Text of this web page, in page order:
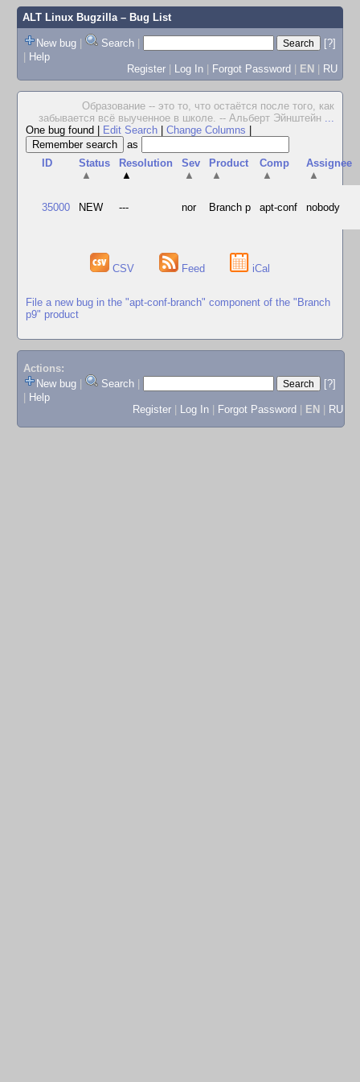
ALT Linux Bugzilla– Bug List
New bug | Search |
[?]
| Help
Register | Log In | Forgot Password | EN | RU
Образование -- это то, что остаётся после того, как
забывается всё выученное в школе. -- Альберт Эйнштейн ...
One bug found
Edit Search Change Columns
as
ID
Status
▲
Resolution
▲
Sev
▲
Product
▲
Comp
▲
Assignee
▲
35000 NEW --- nor Branch p apt-conf nobody
CSV Feed iCal
File a new bug in the "apt-conf-branch" component of the "Branch
p9" product
Actions:
New bug
Search
[?]
Help
Register
Log In Forgot Password EN RU